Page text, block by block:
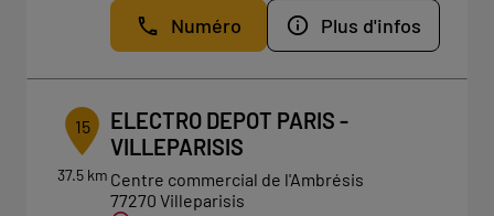
Numéro Plus d'infos
15
37.5 km
ELECTRO DEPOT PARIS -
VILLEPARISIS
Centre commercial de l'Ambrésis
77270 Villeparisis